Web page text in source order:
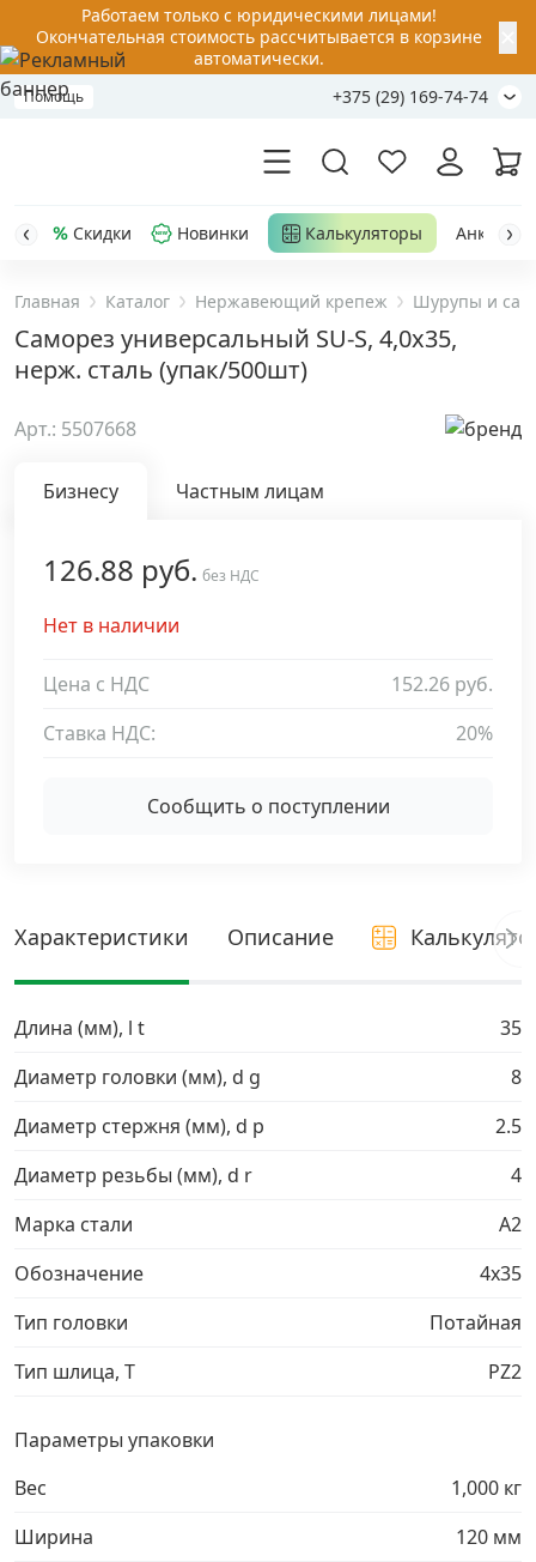
Работаем только с юридическими лицами!
Окончательная стоимость рассчитывается в корзине
автоматически.
Помощь +375 (29) 169-74-74
Акции
Распродажа
Уценка
Анкерная техника
Дюбельная техника
Хомуты и шуруп-шпильки
Грузовой крепеж
Комплекты и наборы крепежа
Метрический крепеж ›
Перфорированный крепеж ›
Скидки Новинки Калькуляторы Анкер-
Главная Каталог Нержавеющий крепеж Шурупы и
Саморез универсальный SU-S, 4,0х35,
нерж. сталь (упак/500шт)
Арт.: 5507668
Бизнесу Частным лицам
126.88 руб. без НДС
Нет в наличии
Цена с НДС
152.26 руб.
Ставка НДС:
20%
Сообщить о поступлении
Характеристики Описание
Длина (мм), l t
35
Диаметр головки (мм), d g
8
Диаметр стержня (мм), d p
2.5
Диаметр резьбы (мм), d r
4
Марка стали
A2
Обозначение
4х35
Тип головки
Потайная
Тип шлица, T
PZ2
Параметры упаковки
Вес
1,000 кг
Ширина
120 мм